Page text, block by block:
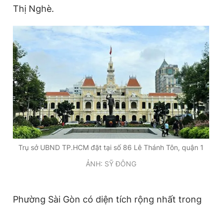
Thị Nghè.
Trụ sở UBND TP.HCM đặt tại số 86 Lê Thánh Tôn, quận 1
ẢNH: SỸ ĐÔNG
Phường Sài Gòn có diện tích rộng nhất trong